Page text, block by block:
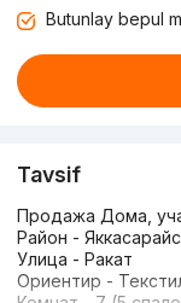
Butunlay bepul
Tavsif
Продажа Дома,
Район -
Улица - Ракат
Ориентир -